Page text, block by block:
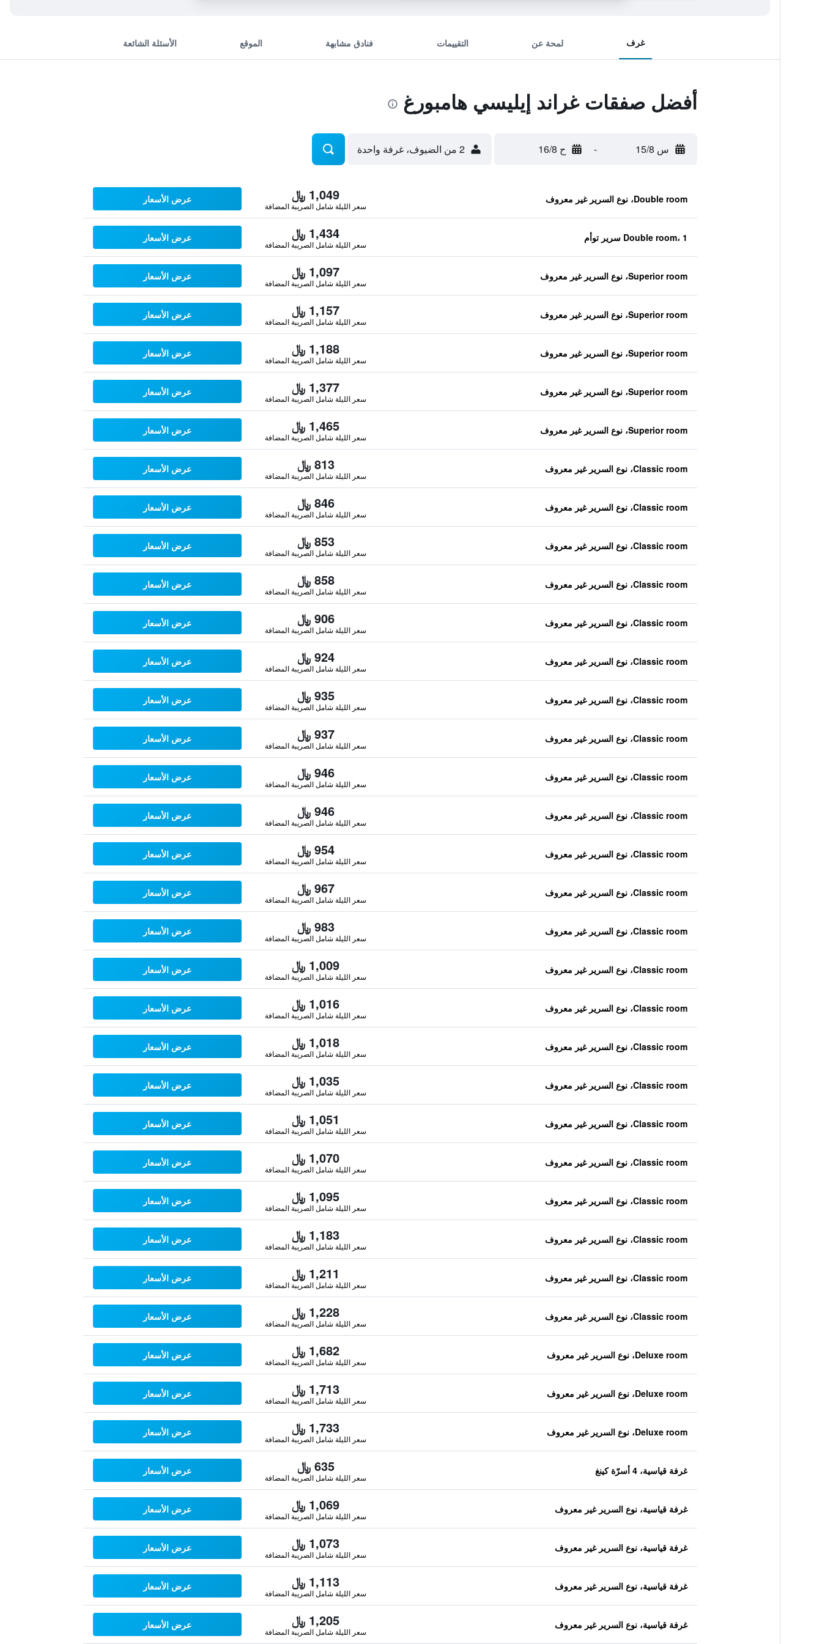
غرف لمحة عن التقييمات فنادق مشابهة الموقع الأسئلة الشائعة
أفضل صفقات غراند إيليسي هامبورغ
س 15/8 - ح 16/8 2 من الضيوف، غرفة واحدة
Double room، نوع السرير غير معروف 1,049 ﷼
سعر الليلة شامل الصريبة المضافة
عرض الأسعار
Double room، 1 سرير توأم 1,434 ﷼
سعر الليلة شامل الصريبة المضافة
عرض الأسعار
Superior room، نوع السرير غير معروف 1,097 ﷼
سعر الليلة شامل الصريبة المضافة
عرض الأسعار
Superior room، نوع السرير غير معروف 1,157 ﷼
سعر الليلة شامل الصريبة المضافة
عرض الأسعار
Superior room، نوع السرير غير معروف 1,188 ﷼
سعر الليلة شامل الصريبة المضافة
عرض الأسعار
Superior room، نوع السرير غير معروف 1,377 ﷼
سعر الليلة شامل الصريبة المضافة
عرض الأسعار
Superior room، نوع السرير غير معروف 1,465 ﷼
سعر الليلة شامل الصريبة المضافة
عرض الأسعار
Classic room، نوع السرير غير معروف 813 ﷼
سعر الليلة شامل الصريبة المضافة
عرض الأسعار
Classic room، نوع السرير غير معروف 846 ﷼
سعر الليلة شامل الصريبة المضافة
عرض الأسعار
Classic room، نوع السرير غير معروف 853 ﷼
سعر الليلة شامل الصريبة المضافة
عرض الأسعار
Classic room، نوع السرير غير معروف 858 ﷼
سعر الليلة شامل الصريبة المضافة
عرض الأسعار
Classic room، نوع السرير غير معروف 906 ﷼
سعر الليلة شامل الصريبة المضافة
عرض الأسعار
Classic room، نوع السرير غير معروف 924 ﷼
سعر الليلة شامل الصريبة المضافة
عرض الأسعار
Classic room، نوع السرير غير معروف 935 ﷼
سعر الليلة شامل الصريبة المضافة
عرض الأسعار
Classic room، نوع السرير غير معروف 937 ﷼
سعر الليلة شامل الصريبة المضافة
عرض الأسعار
Classic room، نوع السرير غير معروف 946 ﷼
سعر الليلة شامل الصريبة المضافة
عرض الأسعار
Classic room، نوع السرير غير معروف 946 ﷼
سعر الليلة شامل الصريبة المضافة
عرض الأسعار
Classic room، نوع السرير غير معروف 954 ﷼
سعر الليلة شامل الصريبة المضافة
عرض الأسعار
Classic room، نوع السرير غير معروف 967 ﷼
سعر الليلة شامل الصريبة المضافة
عرض الأسعار
Classic room، نوع السرير غير معروف 983 ﷼
سعر الليلة شامل الصريبة المضافة
عرض الأسعار
Classic room، نوع السرير غير معروف 1,009 ﷼
سعر الليلة شامل الصريبة المضافة
عرض الأسعار
Classic room، نوع السرير غير معروف 1,016 ﷼
سعر الليلة شامل الصريبة المضافة
عرض الأسعار
Classic room، نوع السرير غير معروف 1,018 ﷼
سعر الليلة شامل الصريبة المضافة
عرض الأسعار
Classic room، نوع السرير غير معروف 1,035 ﷼
سعر الليلة شامل الصريبة المضافة
عرض الأسعار
Classic room، نوع السرير غير معروف 1,051 ﷼
سعر الليلة شامل الصريبة المضافة
عرض الأسعار
Classic room، نوع السرير غير معروف 1,070 ﷼
سعر الليلة شامل الصريبة المضافة
عرض الأسعار
Classic room، نوع السرير غير معروف 1,095 ﷼
سعر الليلة شامل الصريبة المضافة
عرض الأسعار
Classic room، نوع السرير غير معروف 1,183 ﷼
سعر الليلة شامل الصريبة المضافة
عرض الأسعار
Classic room، نوع السرير غير معروف 1,211 ﷼
سعر الليلة شامل الصريبة المضافة
عرض الأسعار
Classic room، نوع السرير غير معروف 1,228 ﷼
سعر الليلة شامل الصريبة المضافة
عرض الأسعار
Deluxe room، نوع السرير غير معروف 1,682 ﷼
سعر الليلة شامل الصريبة المضافة
عرض الأسعار
Deluxe room، نوع السرير غير معروف 1,713 ﷼
سعر الليلة شامل الصريبة المضافة
عرض الأسعار
Deluxe room، نوع السرير غير معروف 1,733 ﷼
سعر الليلة شامل الصريبة المضافة
عرض الأسعار
غرفة قياسية، 4 أسرّة كينغ 635 ﷼
سعر الليلة شامل الصريبة المضافة
عرض الأسعار
غرفة قياسية، نوع السرير غير معروف 1,069 ﷼
سعر الليلة شامل الصريبة المضافة
عرض الأسعار
غرفة قياسية، نوع السرير غير معروف 1,073 ﷼
سعر الليلة شامل الصريبة المضافة
عرض الأسعار
غرفة قياسية، نوع السرير غير معروف 1,113 ﷼
سعر الليلة شامل الصريبة المضافة
عرض الأسعار
غرفة قياسية، نوع السرير غير معروف 1,205 ﷼
سعر الليلة شامل الصريبة المضافة
عرض الأسعار